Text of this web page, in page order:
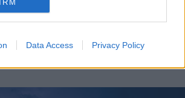
Data Access Privacy Policy
a legmelegebb napok
előrejelzés szerint